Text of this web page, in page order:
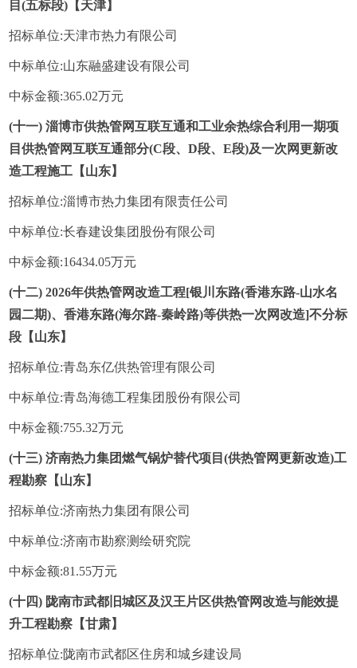
目(五标段)【天津】
招标单位:天津市热力有限公司
中标单位:山东融盛建设有限公司
中标金额:365.02万元
(十一) 淄博市供热管网互联互通和工业余热综合利用一期项
目供热管网互联互通部分(C段、D段、E段)及一次网更新改
造工程施工【山东】
招标单位:淄博市热力集团有限责任公司
中标单位:长春建设集团股份有限公司
中标金额:16434.05万元
(十二) 2026年供热管网改造工程[银川东路(香港东路-山水名
园二期)、香港东路(海尔路-秦岭路)等供热一次网改造]不分标
段【山东】
招标单位:青岛东亿供热管理有限公司
中标单位:青岛海德工程集团股份有限公司
中标金额:755.32万元
(十三) 济南热力集团燃气锅炉替代项目(供热管网更新改造)工
程勘察【山东】
招标单位:济南热力集团有限公司
中标单位:济南市勘察测绘研究院
中标金额:81.55万元
(十四) 陇南市武都旧城区及汉王片区供热管网改造与能效提
升工程勘察【甘肃】
招标单位:陇南市武都区住房和城乡建设局